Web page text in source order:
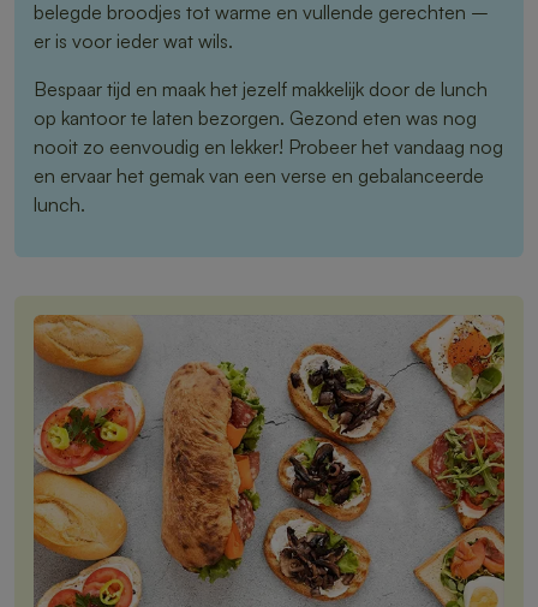
belegde broodjes tot warme en vullende gerechten –
er is voor ieder wat wils.
Bespaar tijd en maak het jezelf makkelijk door de lunch
op kantoor te laten bezorgen. Gezond eten was nog
nooit zo eenvoudig en lekker! Probeer het vandaag nog
en ervaar het gemak van een verse en gebalanceerde
lunch.